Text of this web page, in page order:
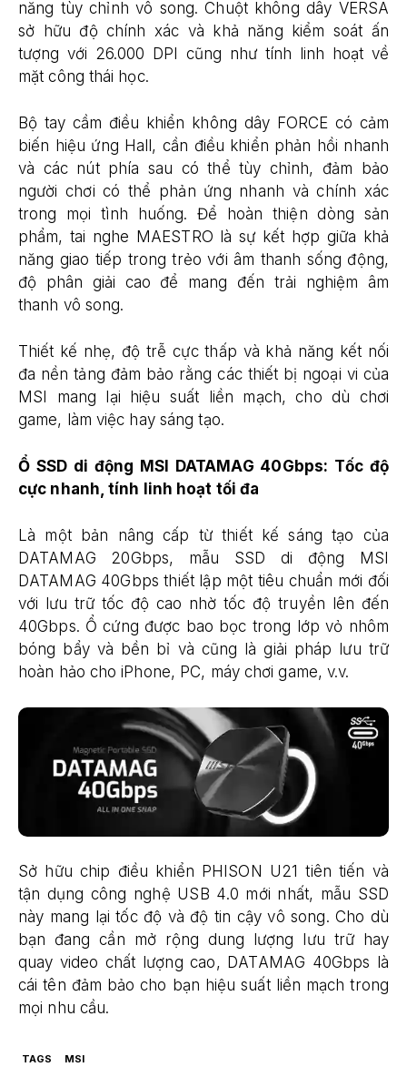
năng tùy chỉnh vô song. Chuột không dây VERSA
sở hữu độ chính xác và khả năng kiểm soát ấn
tượng với 26.000 DPI cũng như tính linh hoạt về
mặt công thái học.
Bộ tay cầm điều khiển không dây FORCE có cảm
biến hiệu ứng Hall, cần điều khiển phản hồi nhanh
và các nút phía sau có thể tùy chỉnh, đảm bảo
người chơi có thể phản ứng nhanh và chính xác
trong mọi tình huống. Để hoàn thiện dòng sản
phẩm, tai nghe MAESTRO là sự kết hợp giữa khả
năng giao tiếp trong trẻo với âm thanh sống động,
độ phân giải cao để mang đến trải nghiệm âm
thanh vô song.
Thiết kế nhẹ, độ trễ cực thấp và khả năng kết nối
đa nền tảng đảm bảo rằng các thiết bị ngoại vi của
MSI mang lại hiệu suất liền mạch, cho dù chơi
game, làm việc hay sáng tạo.
Ổ SSD di động MSI DATAMAG 40Gbps: Tốc độ
cực nhanh, tính linh hoạt tối đa
Là một bản nâng cấp từ thiết kế sáng tạo của
DATAMAG 20Gbps, mẫu SSD di động MSI
DATAMAG 40Gbps thiết lập một tiêu chuẩn mới đối
với lưu trữ tốc độ cao nhờ tốc độ truyền lên đến
40Gbps. Ổ cứng được bao bọc trong lớp vỏ nhôm
bóng bẩy và bền bỉ và cũng là giải pháp lưu trữ
hoàn hảo cho iPhone, PC, máy chơi game, v.v.
Sở hữu chip điều khiển PHISON U21 tiên tiến và
tận dụng công nghệ USB 4.0 mới nhất, mẫu SSD
này mang lại tốc độ và độ tin cậy vô song. Cho dù
bạn đang cần mở rộng dung lượng lưu trữ hay
quay video chất lượng cao, DATAMAG 40Gbps là
cái tên đảm bảo cho bạn hiệu suất liền mạch trong
mọi nhu cầu.
TAGS MSI